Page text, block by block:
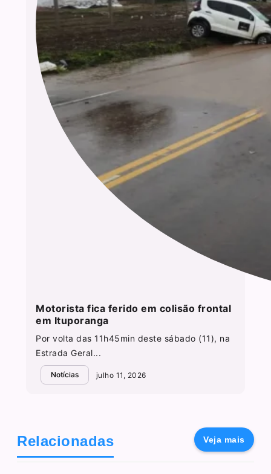
Motorista fica ferido em colisão frontal
em Ituporanga
Por volta das 11h45min deste sábado (11), na
Estrada Geral...
Notícias julho 11, 2026
Relacionadas Veja mais